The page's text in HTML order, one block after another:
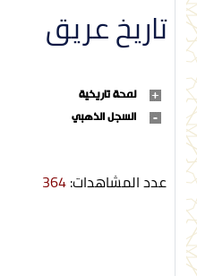
تاريخ عريق
لمحة تاريخية
السجل الذهبي
عدد المشاهدات:364